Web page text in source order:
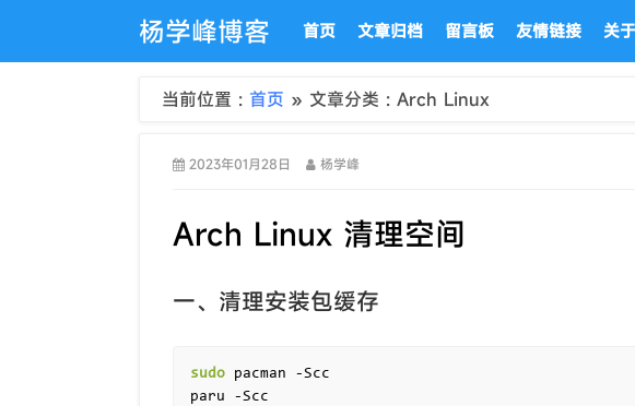
杨学峰博客 首页 文章归档 留言板 友情链接 关
当前位置 : 首页 » 文章分类 : Arch Linux
2023年01月28日 杨学峰
Arch Linux 清理空间
一、清理安装包缓存
sudo pacman -Scc
paru -Scc